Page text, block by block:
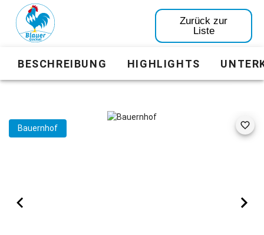
Zurück zur
Liste
BESCHREIBUNG HIGHLIGHTS
Bauernhof